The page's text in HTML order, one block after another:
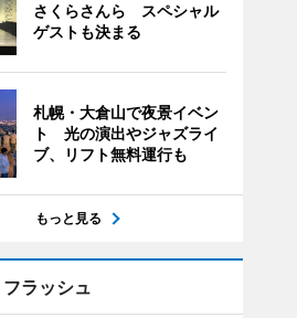
さくらさんら スペシャル
ゲストも決まる
札幌・大倉山で夜景イベン
ト 光の演出やジャズライ
ブ、リフト無料運行も
もっと見る
ラッシュ